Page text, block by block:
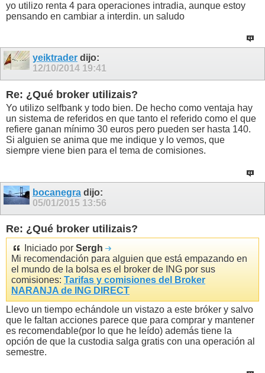
yo utilizo renta 4 para operaciones intradia, aunque estoy
pensando en cambiar a interdin. un saludo
yeiktrader dijo:
12/10/2014 19:41
Re: ¿Qué broker utilizais?
Yo utilizo selfbank y todo bien. De hecho como ventaja hay
un sistema de referidos en que tanto el referido como el que
refiere ganan mínimo 30 euros pero pueden ser hasta 140.
Si alguien se anima que me indique y lo vemos, que
siempre viene bien para el tema de comisiones.
bocanegra dijo:
05/01/2015 13:56
Re: ¿Qué broker utilizais?
Iniciado por Sergh
Mi recomendación para alguien que está empazando en
el mundo de la bolsa es el broker de ING por sus
comisiones: Tarifas y comisiones del Broker
NARANJA de ING DIRECT
Llevo un tiempo echándole un vistazo a este bróker y salvo
que le faltan acciones parece que para comprar y mantener
es recomendable(por lo que he leído) además tiene la
opción de que la custodia salga gratis con una operación al
semestre.